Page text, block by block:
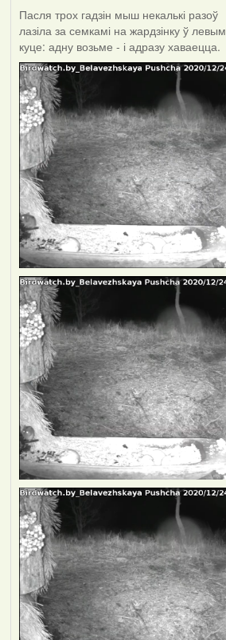
Пасля трох гадзін мыш некалькі разоў
лазіла за семкамі на жардзінку ў левым
куце: адну возьме - і адразу хаваецца.